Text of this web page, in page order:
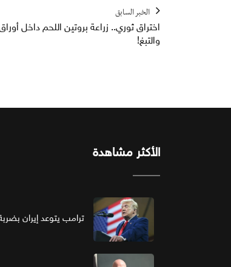
الخبر السابق
اختراق ثوري.. زراعة بروتين اللحم داخل
والتبغ!
الأكثر مشاهدة
ترامب يتوعد إيران